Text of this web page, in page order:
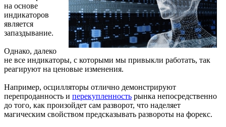
на основе
индикаторов
является
запаздывание.
Однако, далеко
не все индикаторы, с которыми мы привыкли работать, так
реагируют на ценовые изменения.
Например, осцилляторы отлично демонстрируют
перепроданность и перекупленность рынка непосредственно
до того, как произойдет сам разворот, что наделяет
магическим свойством предсказывать развороты на форекс.